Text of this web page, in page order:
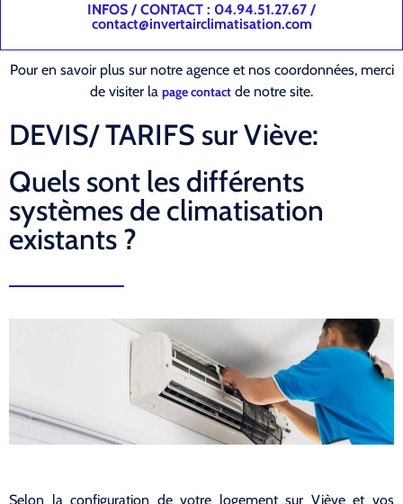
INFOS / CONTACT : 04.94.51.27.67 /
contact@invertairclimatisation.com
Pour en savoir plus sur notre agence et nos coordonnées, merci
de visiter la page contact de notre site.
DEVIS/ TARIFS sur Viève:
Quels sont les différents
systèmes de climatisation
existants ?
Selon la configuration de votre logement sur Viève et vos